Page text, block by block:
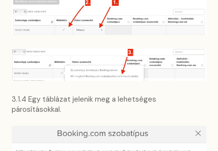
3.1.4 Egy táblázat jelenik meg a lehetséges
párosításokkal.